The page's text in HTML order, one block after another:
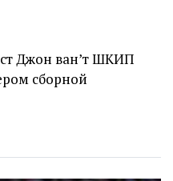
Джон ван’т ШКИП
сборной